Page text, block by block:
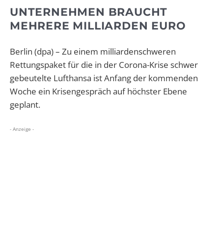
UNTERNEHMEN BRAUCHT
MEHRERE MILLIARDEN EURO
Berlin (dpa) – Zu einem milliardenschweren
Rettungspaket für die in der Corona-Krise schwer
gebeutelte Lufthansa ist Anfang der kommenden
Woche ein Krisengespräch auf höchster Ebene
geplant.
- Anzeige -